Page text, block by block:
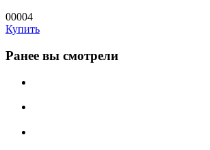
00004
Купить
Ранее вы смотрели